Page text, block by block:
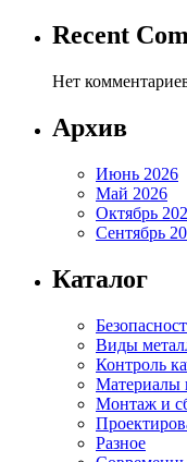
Recent
Нет
Архив
Июнь 2026
Май 2026
Октябрь
Сентябрь
Каталог
Виды
Контроль
Материалы
Монтаж и
Разное